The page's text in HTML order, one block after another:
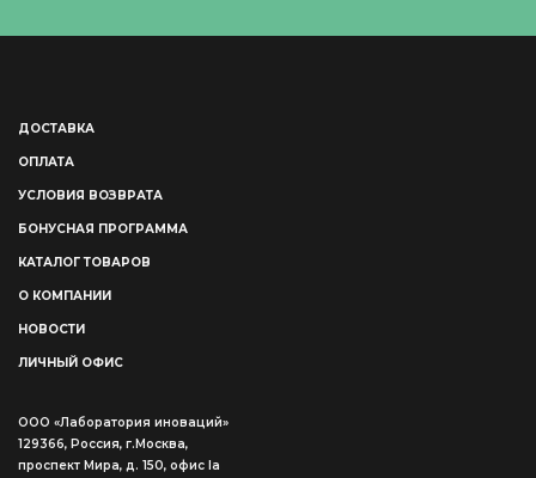
ДОСТАВКА
ОПЛАТА
УСЛОВИЯ ВОЗВРАТА
БОНУСНАЯ ПРОГРАММА
КАТАЛОГ ТОВАРОВ
О КОМПАНИИ
НОВОСТИ
ЛИЧНЫЙ ОФИС
ООО «Лаборатория иноваций»
129366, Россия, г.Москва,
проспект Мира, д. 150, офис Ia